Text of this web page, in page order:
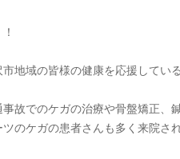
地域の皆様の健康を応援してい
故でのケガの治療や骨盤矯正、
ツのケガの患者さんも多く来院さ